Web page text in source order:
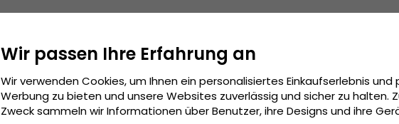
Wir passen Ihre Erfahrung an
Wir verwenden Cookies, um Ihnen ein personalisiertes Einkaufserlebnis und
Werbung zu bieten und unsere Websites zuverlässig und sicher zu halten.
Zweck sammeln wir Informationen über Benutzer, ihre Designs und ihre